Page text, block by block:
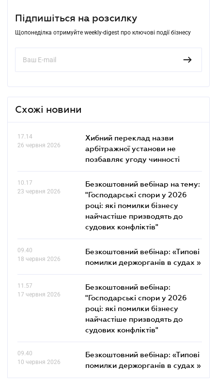
Підпишіться на розсилку
Щопонеділка отримуйте weekly-digest про ключові події бізнесу
Схожі новини
17.14
26 червня 2026
Хибний переклад назви
арбітражної установи не
позбавляє угоду чинності
10.17
23 червня 2026
Безкоштовний вебінар на тему:
"Господарські спори у 2026
році: які помилки бізнесу
найчастіше призводять до
судових конфліктів"
09.40
18 червня 2026
Безкоштовний вебінар: «Типові
помилки держорганів в судах »
11.57
17 червня 2026
Безкоштовний вебінар:
"Господарські спори у 2026
році: які помилки бізнесу
найчастіше призводять до
судових конфліктів"
09.40
10 червня 2026
Безкоштовний вебінар: «Типові
помилки держорганів в судах »